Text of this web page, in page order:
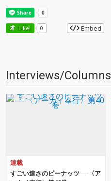
Like! 0 Embed
Interviews/Columns
連載
すごい速さのピーナッツ──〈ア